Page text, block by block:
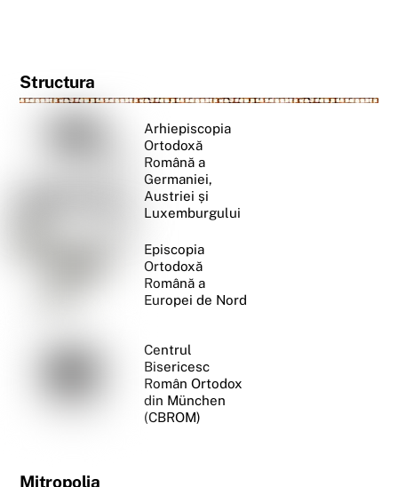
Structura
Arhiepiscopia
Ortodoxă
Română a
Germaniei,
Austriei și
Luxemburgului
Episcopia
Ortodoxă
Română a
Europei de Nord
Centrul
Bisericesc
Român Ortodox
din München
(CBROM)
Mitropolia